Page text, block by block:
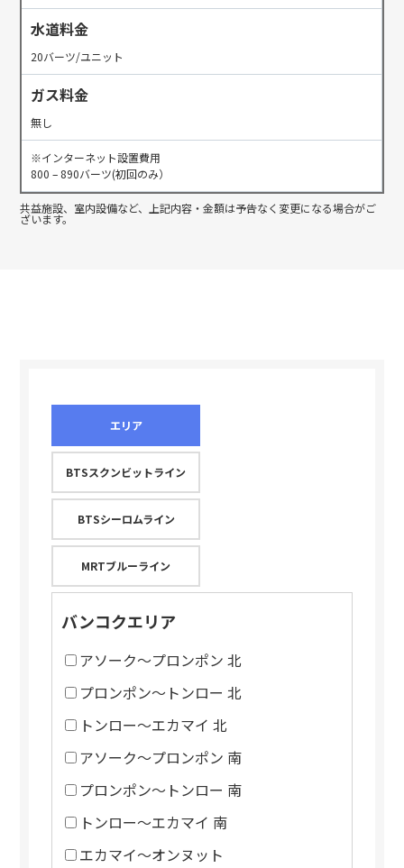
水道料金
20バーツ/ユニット
ガス料金
無し
※インターネット設置費用
800 – 890バーツ(初回のみ）
共益施設、室内設備など、上記内容・金額は予告なく変更になる場合がご
ざいます。
エリア
BTSスクンビットライン
BTSシーロムライン
MRTブルーライン
バンコクエリア
アソーク～プロンポン 北
プロンポン～トンロー 北
トンロー～エカマイ 北
アソーク～プロンポン 南
プロンポン～トンロー 南
トンロー～エカマイ 南
エカマイ～オンヌット